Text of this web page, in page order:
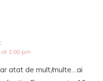
at 1:00 pm
atat de mult/multe…ai